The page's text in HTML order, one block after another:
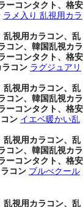
ーコンタクト、格安
ラメ入り 乱視用カラ
乱視用カラコン、乱
コン、韓国乱視カラ
ーコンタクト、格安
コン ラグジュアリ
乱視用カラコン、乱
コン、韓国乱視カラ
ーコンタクト、格安
ン イエベ暖かい乱
乱視用カラコン、乱
コン、韓国乱視カラ
ーコンタクト、格安
コン ブルべクール
乱視用カラコン、乱